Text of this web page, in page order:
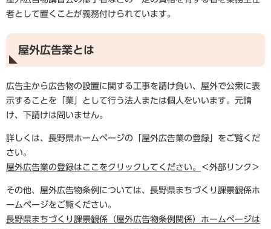
者として置くことが義務付けられています。
屋外広告業とは
広告主から広告物の設置に関する工事を請け負い、屋外で公衆に表
示することを「業」として行う法人または個人をいいます。元請
け、下請けは問いません。
詳しくは、長野県ホームページの「屋外広告業の登録」をご覧くだ
さい。
屋外広告業の登録はここをクリックしてください。
＜外部リンク＞
その他、屋外広告物条例については、長野県まちづくり課景観係ホ
ームページをご覧ください。
長野県まちづくり課景観係（屋外広告物条例関係）ホームページは